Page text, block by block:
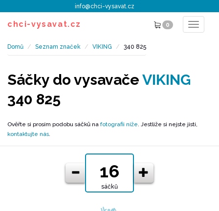
info@chci-vysavat.cz
chci-vysavat.cz 0
Toggle
Domů Seznam značek VIKING 340 825
Sáčky do vysavače VIKING
340 825
Ověřte si prosím podobu sáčků na fotografii níže. Jestliže si nejste jisti,
kontaktujte nás.
sáčků